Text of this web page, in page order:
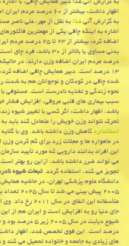
به گزارش آنی غذا دبیر همایش چاقی، با اشاره
اظهار داشت: بیشتر از ۶۰ درصد مردم ایران اضافه وزن دارند.
به گزارش آنیغذابه نقل از مهر، علی ناصر
اضافه كرد: بیشتر از ۲۳
درصد مردم ایران اضافه وزن دارند، در حالیكه
۱۳ درصد است. دبیر همایش چاقی اضافه كرد:
شده چاقی در كودكان و نوجوانان هم به شدت
نحوه زندگی و تغذیه نادرست است. مستوفی با
سبب بیماری های قلبی عروقی، افزایش فشار
باشد، اظهار داشت: اگر كسی با تغییر شیوه
تحرك نتواند وزن خویش را متعادل كند باید به
استانداردكاهش وزن داشته باشد. وی با گلایه
در ماهواره ها و مجلات زرد برای كم كردن وزن
این افراد بدانند دارویی كه مورد تأیید سازمان
می تواند ضرر داشته باشد، ازاین رو بهتر است
تجویز می كند، استفاده گردد.تبعات شیوه
دانشگاه علوم پزشكی تهران، در حاشیه
متأسفانه این اتفاق
جای دنیا رو به افزایش است و ایران هم از
درصد است. این فوق تخصص غدد، اظهار داشت:
های زیادی به جامعه و خانواده تحمیل می كند